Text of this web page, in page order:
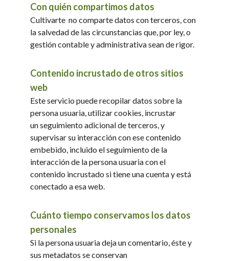
Contacto
Cultívate
Con quién compartimos datos
Cultivarte no comparte datos con terceros, con
la salvedad de las circunstancias que, por ley, o
gestión contable y administrativa sean de rigor.
Contenido incrustado de otros sitios
web
Este servicio puede recopilar datos sobre la
persona usuaria, utilizar cookies, incrustar
un seguimiento adicional de terceros, y
supervisar su interacción con ese contenido
embebido, incluido el seguimiento de la
interacción de la persona usuaria con el
contenido incrustado si tiene una cuenta y está
conectado a esa web.
Cuánto tiempo conservamos los datos
personales
Si la persona usuaria deja un comentario, éste y
sus metadatos se conservan